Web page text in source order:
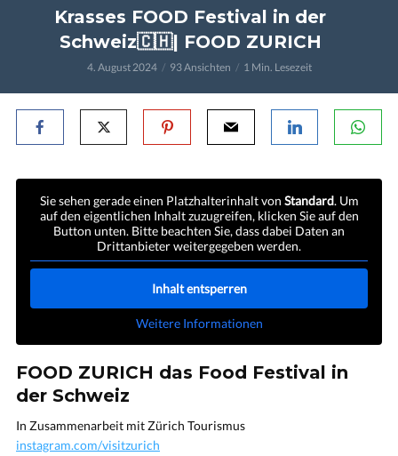
Krasses FOOD Festival in der
Schweiz🇨🇭| FOOD ZURICH
4. August 2024 93 Ansichten 1 Min. Lesezeit
Sie sehen gerade einen Platzhalterinhalt von Standard. Um
auf den eigentlichen Inhalt zuzugreifen, klicken Sie auf den
Button unten. Bitte beachten Sie, dass dabei Daten an
Drittanbieter weitergegeben werden.
Inhalt entsperren
Weitere Informationen
FOOD ZURICH das Food Festival in
der Schweiz
In Zusammenarbeit mit Zürich Tourismus
instagram.com/visitzurich